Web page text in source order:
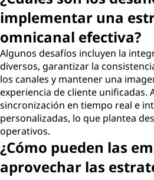
implementar una
omnicanal efectiva?
Algunos desafíos incluyen la
diversos, garantizar la
los canales y mantener una
experiencia de cliente unificadas.
sincronización en tiempo real e
personalizadas, lo que plantea
operativos.
¿Cómo pueden las
aprovechar las